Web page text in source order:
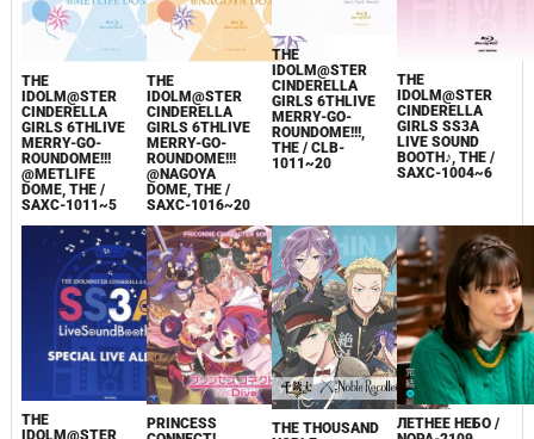
THE
IDOLM@STER
CINDERELLA
GIRLS 6THLIVE
MERRY-GO-
ROUNDOME!!!
@METLIFE
DOME, THE /
SAXC-1011~5
THE
IDOLM@STER
CINDERELLA
GIRLS 6THLIVE
MERRY-GO-
ROUNDOME!!!
@NAGOYA
DOME, THE /
SAXC-1016~20
THE
IDOLM@STER
CINDERELLA
GIRLS 6THLIVE
MERRY-GO-
ROUNDOME!!!,
THE / CLB-
1011~20
THE
IDOLM@STER
CINDERELLA
GIRLS SS3A
LIVE SOUND
BOOTH♪, THE /
SAXC-1004~6
THE
PRINCESS
THE THOUSAND
ЛЕТНЕЕ НЕБО /